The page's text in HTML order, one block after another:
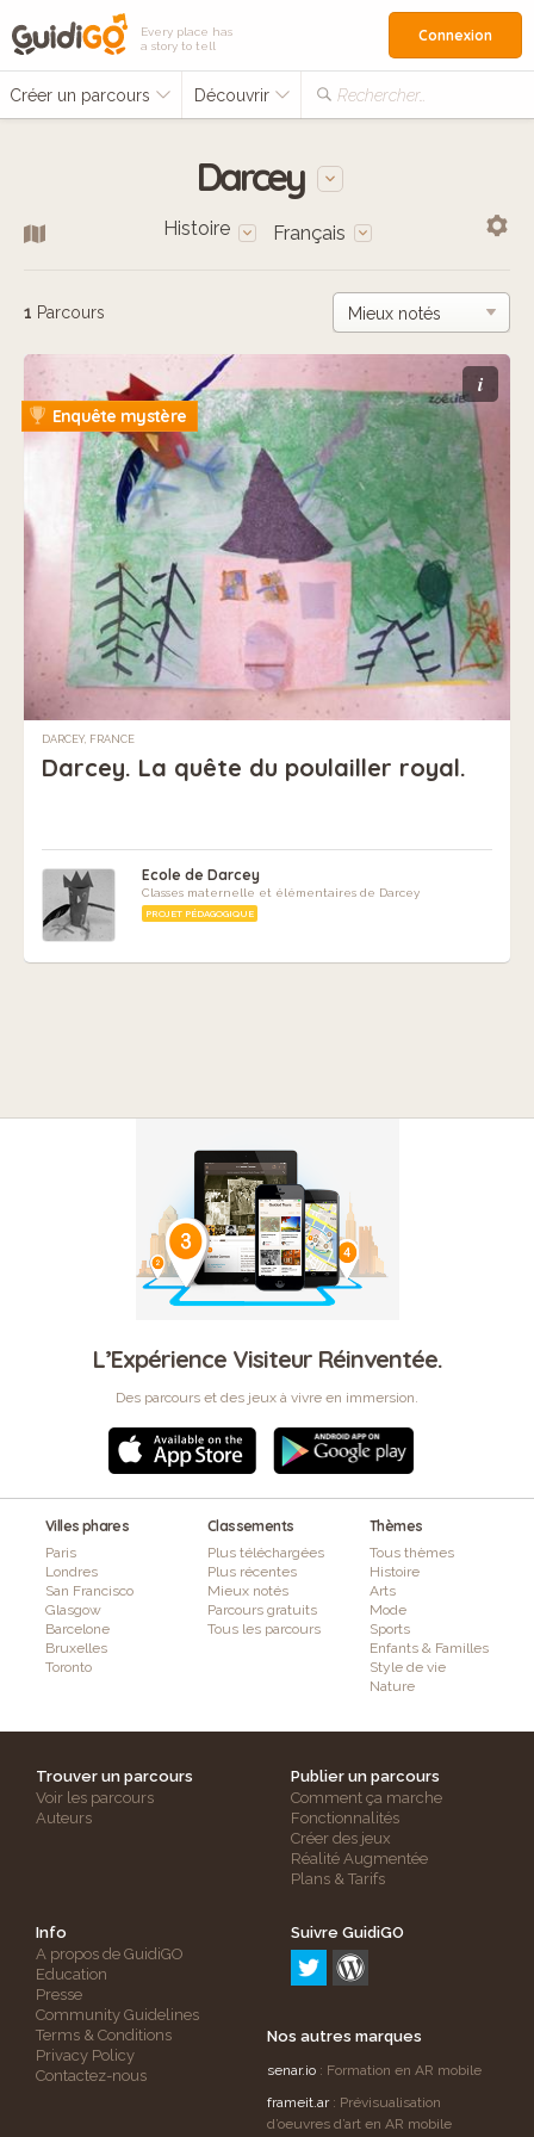
Every place has
a story to tell
Créer un parcours Découvrir Rechercher…
Connexion
Darcey
Histoire Français
1 Parcours
i
Enquête mystère
DARCEY, FRANCE
Darcey. La quête du poulailler royal.
Ecole de Darcey
Classes maternelle et élémentaires de Darcey
PROJET PÉDAGOGIQUE
L’Expérience Visiteur Réinventée.
Des parcours et des jeux à vivre en immersion.
Villes phares
Paris
Londres
San Francisco
Glasgow
Barcelone
Bruxelles
Toronto
Classements
Plus téléchargées
Plus récentes
Mieux notés
Parcours gratuits
Tous les parcours
Thèmes
Tous thèmes
Histoire
Arts
Mode
Sports
Enfants & Familles
Style de vie
Nature
Trouver un parcours
Voir les parcours
Auteurs
Publier un parcours
Comment ça marche
Fonctionnalités
Créer des jeux
Réalité Augmentée
Plans & Tarifs
Info
A propos de GuidiGO
Education
Presse
Community Guidelines
Terms & Conditions
Privacy Policy
Contactez-nous
Suivre GuidiGO
Nos autres marques
senar.io : Formation en AR mobile
frameit.ar: Prévisualisation
d’oeuvres d’art en AR mobile